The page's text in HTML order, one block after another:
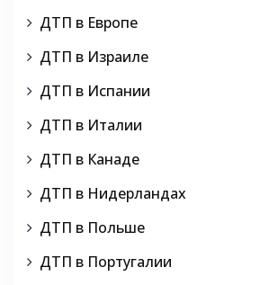
ДТП в Европе
ДТП в Израиле
ДТП в Испании
ДТП в Италии
ДТП в Канаде
ДТП в Нидерландах
ДТП в Польше
ДТП в Португалии